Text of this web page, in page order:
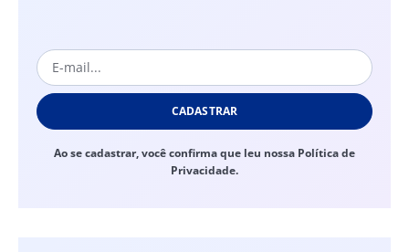
CADASTRAR
Ao se cadastrar, você confirma que leu nossa Política de
Privacidade.